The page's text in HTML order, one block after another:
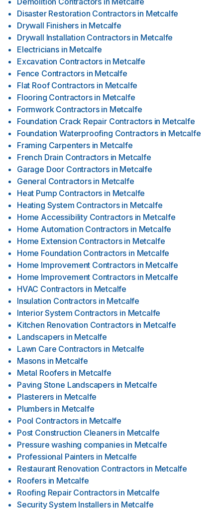
Disaster Restoration Contractors in Metcalfe
Drywall Finishers in Metcalfe
Drywall Installation Contractors in Metcalfe
Electricians in Metcalfe
Excavation Contractors in Metcalfe
Fence Contractors in Metcalfe
Flat Roof Contractors in Metcalfe
Flooring Contractors in Metcalfe
Formwork Contractors in Metcalfe
Foundation Crack Repair Contractors in Metcalfe
Foundation Waterproofing Contractors in Metcalfe
Framing Carpenters in Metcalfe
French Drain Contractors in Metcalfe
Garage Door Contractors in Metcalfe
General Contractors in Metcalfe
Heat Pump Contractors in Metcalfe
Heating System Contractors in Metcalfe
Home Accessibility Contractors in Metcalfe
Home Automation Contractors in Metcalfe
Home Extension Contractors in Metcalfe
Home Foundation Contractors in Metcalfe
Home Improvement Contractors in Metcalfe
Home Improvement Contractors in Metcalfe
HVAC Contractors in Metcalfe
Insulation Contractors in Metcalfe
Interior System Contractors in Metcalfe
Kitchen Renovation Contractors in Metcalfe
Landscapers in Metcalfe
Lawn Care Contractors in Metcalfe
Masons in Metcalfe
Metal Roofers in Metcalfe
Paving Stone Landscapers in Metcalfe
Plasterers in Metcalfe
Plumbers in Metcalfe
Pool Contractors in Metcalfe
Post Construction Cleaners in Metcalfe
Pressure washing companies in Metcalfe
Professional Painters in Metcalfe
Restaurant Renovation Contractors in Metcalfe
Roofers in Metcalfe
Roofing Repair Contractors in Metcalfe
Security System Installers in Metcalfe